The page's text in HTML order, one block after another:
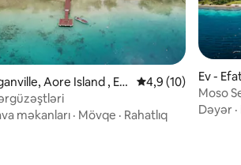
5, 9 rəy
Aore Island , Es
ərazisi
Ortalama reytinq
4,9 (10)
məkanları · Mövqe · Rahatlıq
Ev -
Moso
Dəyər ·